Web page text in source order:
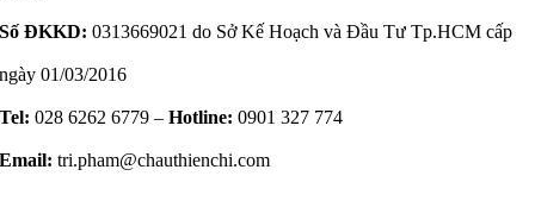
Số ĐKKD: 0313669021 do Sở Kế Hoạch và Đầu Tư Tp.HCM cấp
ngày 01/03/2016
Tel: 028 6262 6779 –Hotline: 0901 327 774
Email: tri.pham@chauthienchi.com